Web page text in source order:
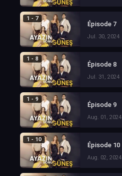
1 - 7
Épisode 7
Jul. 30, 2024
1 - 8
Épisode 8
Jul. 31, 2024
1 - 9
Épisode 9
Aug. 01, 2024
1 - 10
Épisode 10
Aug. 02, 2024